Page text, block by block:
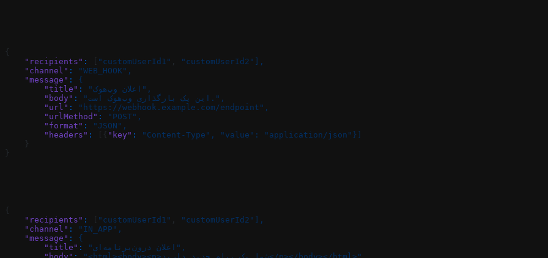
{
    "recipients"
: "customUserId1" ,
"customUserId2"],
    "channel"
:
"WEB_HOOK",
    "message"
:
{
        "title"
:
"اعلان وب‌هوک",
        "body"
:
"این یک بارگذاری وب‌هوک است.",
        "url"
:
"https://webhook.example.com/endpoint",
        "urlMethod"
:
"POST",
        "format"
:
"JSON",
        "headers"
: [{ "key" : "Content-Type", "value":
"application/json"}]
    }
}
{
    "recipients"
: "customUserId1" ,
"customUserId2"],
    "channel"
:
"IN_APP",
    "message"
:
{
        "title"
:
"اعلان درون‌برنامه‌ای",